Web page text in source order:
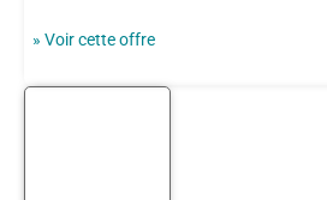
» Voir cette offre